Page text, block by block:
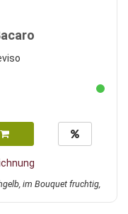
im Bouquet fruchtig,